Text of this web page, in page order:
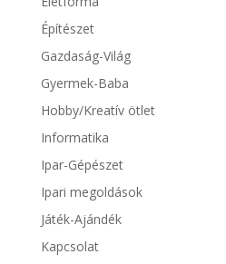
Építészet
Gazdaság-Világ
Gyermek-Baba
Hobby/Kreatív ötlet
Informatika
Ipar-Gépészet
Ipari megoldások
Játék-Ajándék
Kapcsolat